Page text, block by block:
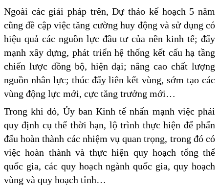
Ngoài các giải pháp trên, Dự thảo kế hoạch 5 năm
cũng đề cập việc tăng cường huy động và sử dụng có
hiệu quả các nguồn lực đầu tư của nền kinh tế; đẩy
mạnh xây dựng, phát triển hệ thống kết cấu hạ tầng
chiến lược đồng bộ, hiện đại; nâng cao chất lượng
nguồn nhân lực; thúc đẩy liên kết vùng, sớm tạo các
vùng động lực mới, cực tăng trưởng mới…
Trong khi đó, Ủy ban Kinh tế nhấn mạnh việc phải
quy định cụ thể thời hạn, lộ trình thực hiện để phấn
đấu hoàn thành các nhiệm vụ quan trọng, trong đó có
việc hoàn thành và thực hiện quy hoạch tổng thể
quốc gia, các quy hoạch ngành quốc gia, quy hoạch
vùng và quy hoạch tỉnh…